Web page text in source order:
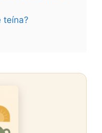
teína?